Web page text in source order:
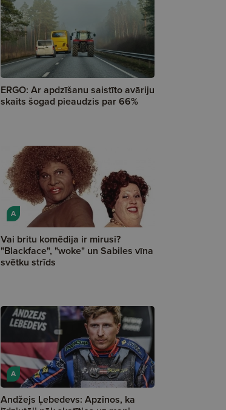
ERGO: Ar apdzīšanu saistīto avāriju
skaits šogad pieaudzis par 66%
A
Vai britu komēdija ir mirusi?
"Blackface", "woke" un Sabiles vīna
svētku strīds
A
Andžejs Ļebedevs: Apzinos, ka